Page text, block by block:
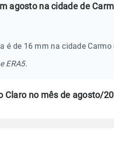
agosto na cidade de
é de 16 mm na cidade Carmo
ERA5.
Claro no mês de agosto/